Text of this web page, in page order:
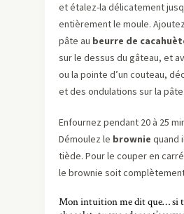
et étalez-la délicatement
entièrement le moule.
pâte au beurre de
sur le dessus du gâteau, et
ou la pointe d’un couteau,
et des ondulations sur la pâte.
Enfournez pendant 20 à 25
Démoulez le brownie quand
tiède. Pour le couper en
le brownie soit
Mon intuition me dit que… si